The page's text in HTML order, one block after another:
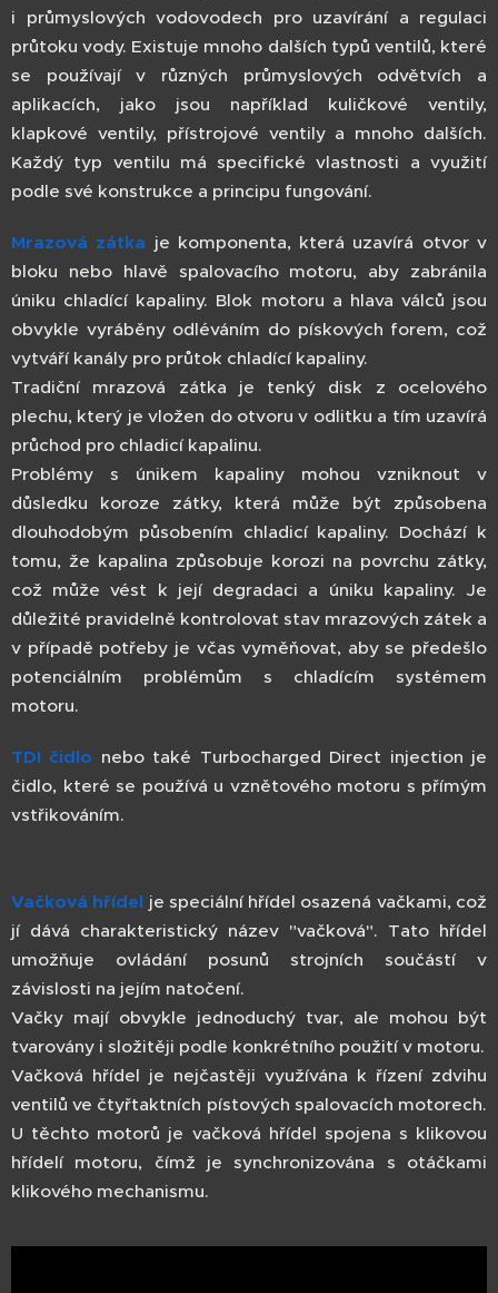
i průmyslových vodovodech pro uzavírání a regulaci
průtoku vody. Existuje mnoho dalších typů ventilů, které
se používají v různých průmyslových odvětvích a
aplikacích, jako jsou například kuličkové ventily,
klapkové ventily, přístrojové ventily a mnoho dalších.
Každý typ ventilu má specifické vlastnosti a využití
podle své konstrukce a principu fungování.
Mrazová zátka je komponenta, která uzavírá otvor v
bloku nebo hlavě spalovacího motoru, aby zabránila
úniku chladící kapaliny. Blok motoru a hlava válců jsou
obvykle vyráběny odléváním do pískových forem, což
vytváří kanály pro průtok chladící kapaliny.
Tradiční mrazová zátka je tenký disk z ocelového
plechu, který je vložen do otvoru v odlitku a tím uzavírá
průchod pro chladicí kapalinu.
Problémy s únikem kapaliny mohou vzniknout v
důsledku koroze zátky, která může být způsobena
dlouhodobým působením chladicí kapaliny. Dochází k
tomu, že kapalina způsobuje korozi na povrchu zátky,
což může vést k její degradaci a úniku kapaliny. Je
důležité pravidelně kontrolovat stav mrazových zátek a
v případě potřeby je včas vyměňovat, aby se předešlo
potenciálním problémům s chladícím systémem
motoru.
TDI čidlo nebo také Turbocharged Direct injection je
čidlo, které se používá u vznětového motoru s přímým
vstřikováním.
Vačková hřídel je speciální hřídel osazená vačkami, což
jí dává charakteristický název "vačková". Tato hřídel
umožňuje ovládání posunů strojních součástí v
závislosti na jejím natočení.
Vačky mají obvykle jednoduchý tvar, ale mohou být
tvarovány i složitěji podle konkrétního použití v motoru.
Vačková hřídel je nejčastěji využívána k řízení zdvihu
ventilů ve čtyřtaktních pístových spalovacích motorech.
U těchto motorů je vačková hřídel spojena s klikovou
hřídelí motoru, čímž je synchronizována s otáčkami
klikového mechanismu.